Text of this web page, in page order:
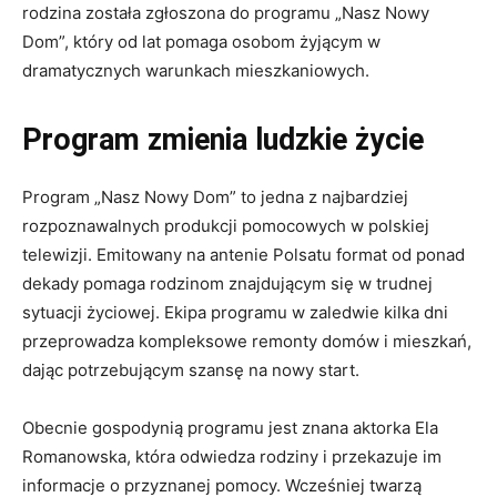
rodzina została zgłoszona do programu „Nasz Nowy
Dom”, który od lat pomaga osobom żyjącym w
dramatycznych warunkach mieszkaniowych.
Program zmienia ludzkie życie
Program „Nasz Nowy Dom” to jedna z najbardziej
rozpoznawalnych produkcji pomocowych w polskiej
telewizji. Emitowany na antenie Polsatu format od ponad
dekady pomaga rodzinom znajdującym się w trudnej
sytuacji życiowej. Ekipa programu w zaledwie kilka dni
przeprowadza kompleksowe remonty domów i mieszkań,
dając potrzebującym szansę na nowy start.
Obecnie gospodynią programu jest znana aktorka Ela
Romanowska, która odwiedza rodziny i przekazuje im
informacje o przyznanej pomocy. Wcześniej twarzą